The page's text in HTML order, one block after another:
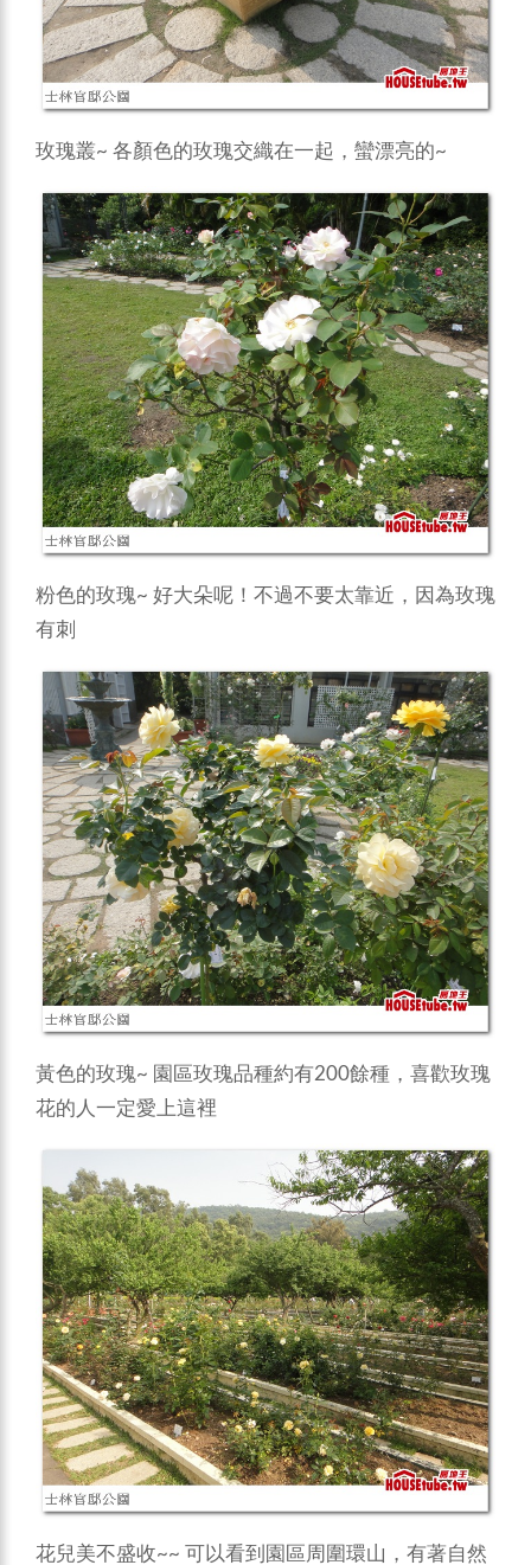
玫瑰叢~ 各顏色的玫瑰交織在一起，蠻漂亮的~
粉色的玫瑰~ 好大朵呢！不過不要太靠近，因為玫瑰
有刺
黃色的玫瑰~ 園區玫瑰品種約有200餘種，喜歡玫瑰
花的人一定愛上這裡
花兒美不盛收~~ 可以看到園區周圍環山，有著自然